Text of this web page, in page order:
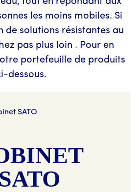
les moins mobiles. Si
de solutions résistantes au
pas plus loin . Pour en
portefeuille de produits
dessous.
SATO